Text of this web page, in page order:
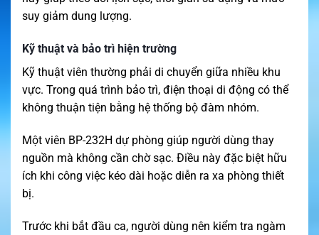
suy giảm dung lượng.
Kỹ thuật và bảo trì hiện trường
Kỹ thuật viên thường phải di chuyển giữa nhiều khu
vực. Trong quá trình bảo trì, điện thoại di động có thể
không thuận tiện bằng hệ thống bộ đàm nhóm.
Một viên BP-232H dự phòng giúp người dùng thay
nguồn mà không cần chờ sạc. Điều này đặc biệt hữu
ích khi công việc kéo dài hoặc diễn ra xa phòng thiết
bị.
Trước khi bắt đầu ca, người dùng nên kiểm tra ngàm